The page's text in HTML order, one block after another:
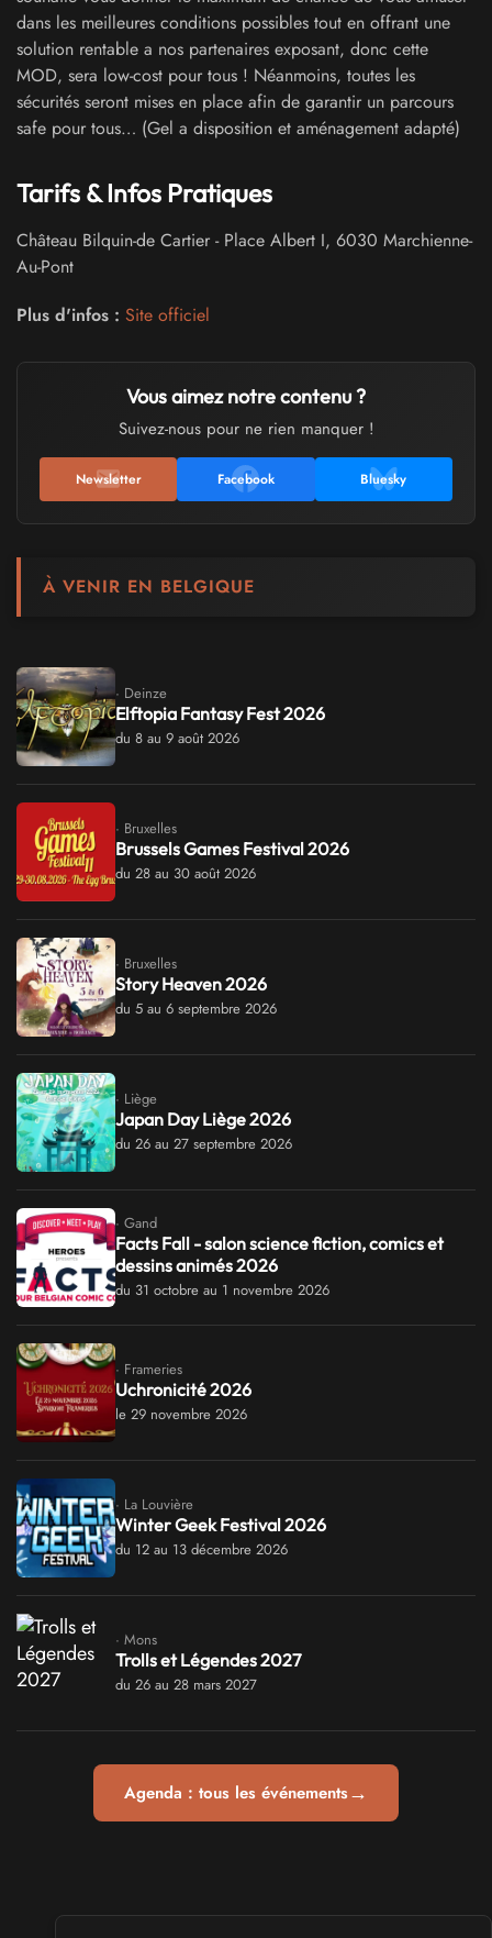
dans les meilleures conditions possibles tout en offrant une
solution rentable a nos partenaires exposant, donc cette
MOD, sera low-cost pour tous ! Néanmoins, toutes les
sécurités seront mises en place afin de garantir un parcours
safe pour tous… (Gel a disposition et aménagement adapté)
Tarifs & Infos Pratiques
Château Bilquin-de Cartier - Place Albert I, 6030 Marchienne-
Au-Pont
Plus d'infos : Site officiel
Vous aimez notre contenu ?
Suivez-nous pour ne rien manquer !
Newsletter Facebook Bluesky
À VENIR EN BELGIQUE
· Deinze
Elftopia Fantasy Fest 2026
du 8 au 9 août 2026
· Bruxelles
Brussels Games Festival 2026
du 28 au 30 août 2026
· Bruxelles
Story Heaven 2026
du 5 au 6 septembre 2026
· Liège
Japan Day Liège 2026
du 26 au 27 septembre 2026
· Gand
Facts Fall - salon science fiction, comics et
dessins animés 2026
du 31 octobre au 1 novembre 2026
· Frameries
Uchronicité 2026
le 29 novembre 2026
· La Louvière
Winter Geek Festival 2026
du 12 au 13 décembre 2026
· Mons
Trolls et Légendes 2027
du 26 au 28 mars 2027
Agenda : tous les événements→